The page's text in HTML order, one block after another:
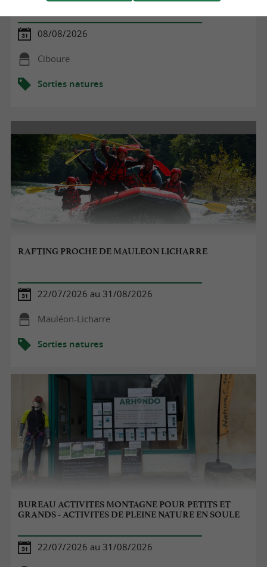
08/08/2026
Ciboure
Sorties natures
RAFTING PROCHE DE MAULEON LICHARRE
22/07/2026 au 31/08/2026
Mauléon-Licharre
Sorties natures
BUREAU ACTIVITES MONTAGNE POUR PETITS ET
GRANDS - ACTIVITES DE PLEINE NATURE EN SOULE
22/07/2026 au 31/08/2026